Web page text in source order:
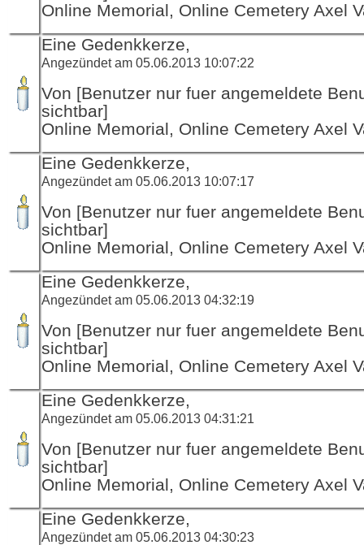
Online Memorial, Online Cemetery Axel
Eine Gedenkkerze,
Angezündet am 05.06.2013 10:07:22
Von [Benutzer nur fuer angemeldete
sichtbar]
Online Memorial, Online Cemetery Axel
Eine Gedenkkerze,
Angezündet am 05.06.2013 10:07:17
Von [Benutzer nur fuer angemeldete
sichtbar]
Online Memorial, Online Cemetery Axel
Eine Gedenkkerze,
Angezündet am 05.06.2013 04:32:19
Von [Benutzer nur fuer angemeldete
sichtbar]
Online Memorial, Online Cemetery Axel
Eine Gedenkkerze,
Angezündet am 05.06.2013 04:31:21
Von [Benutzer nur fuer angemeldete
sichtbar]
Online Memorial, Online Cemetery Axel
Eine Gedenkkerze,
Angezündet am 05.06.2013 04:30:23